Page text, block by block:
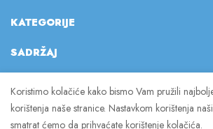
KATEGORIJE
SADRŽAJ
© 2023 Lively Pharm. Sva
Koristimo kolačiće kako bismo Vam pružili
korištenja naše stranice. Nastavkom korištenja
smatrat ćemo da prihvaćate korištenje kolačića.